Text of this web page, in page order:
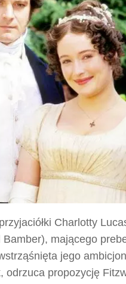
Charlotty
mającego
jego
odrzuca propozycję